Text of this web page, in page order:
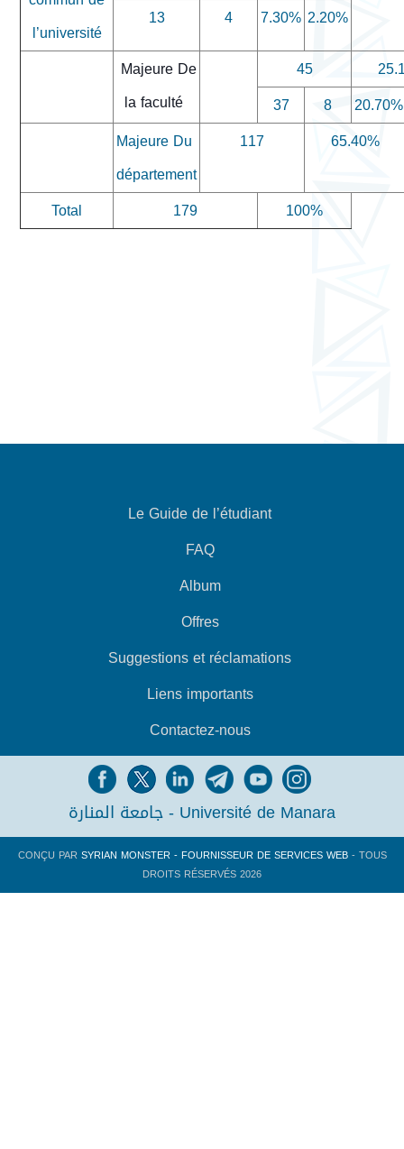
l’université
13
4 7.30% 2.20%
Majeure De
la faculté
45
37
8
20.70%
Majeure Du
département
117 65.40%
Total 179 100%
Le Guide de l’étudiant
FAQ
Album
Offres
Suggestions et réclamations
Liens importants
Contactez-nous
جامعة المنارة - Université de Manara
CONÇU PARSYRIAN MONSTER - FOURNISSEUR DE SERVICES WEB- TOUS
DROITS RÉSERVÉS 2026